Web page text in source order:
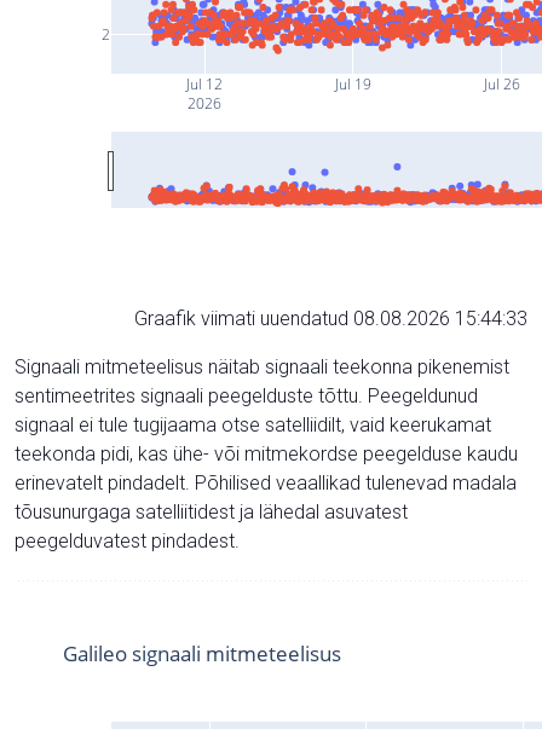
Jul 12
2026
Jul 19 Jul 26
2
Graafik viimati uuendatud 08.08.2026 15:44:33
Signaali mitmeteelisus näitab signaali teekonna pikenemist
sentimeetrites signaali peegelduste tõttu. Peegeldunud
signaal ei tule tugijaama otse satelliidilt, vaid keerukamat
teekonda pidi, kas ühe- või mitmekordse peegelduse kaudu
erinevatelt pindadelt. Põhilised veaallikad tulenevad madala
tõusunurgaga satelliitidest ja lähedal asuvatest
peegelduvatest pindadest.
Galileo signaali mitmeteelisus